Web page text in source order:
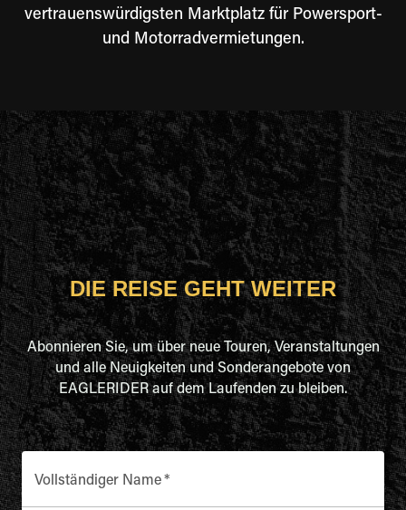
vertrauenswürdigsten Marktplatz für Powersport-
und Motorradvermietungen.
DIE REISE GEHT WEITER
Abonnieren Sie, um über neue Touren, Veranstaltungen
und alle Neuigkeiten und Sonderangebote von
EAGLERIDER auf dem Laufenden zu bleiben.
Vollständiger Name*